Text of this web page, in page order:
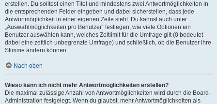
erstellen. Du solltest einen Titel und mindestens zwei Antwortmöglichkeiten in
die entsprechenden Felder eingeben und dabei sicherstellen, dass jede
Antwortmöglichkeit in einer eigenen Zeile steht. Du kannst auch unter
„Auswahlmöglichkeiten pro Benutzer“ festlegen, wie viele Optionen ein
Benutzer auswählen kann, welches Zeitlimit für die Umfrage gilt (0 bedeutet
dabei eine zeitlich unbegrenzte Umfrage) und schließlich, ob die Benutzer ihre
Stimme ändern können.
Nach oben
Wieso kann ich nicht mehr Antwortmöglichkeiten erstellen?
Die maximal zulässige Anzahl von Antwortmöglichkeiten wird durch die Board-
Administration festgelegt. Wenn du glaubst, mehr Antwortmöglichkeiten als